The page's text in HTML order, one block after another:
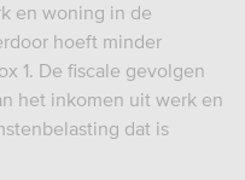
en woning in de
hoeft minder
1. De fiscale gevolgen
het inkomen uit werk en
dat is